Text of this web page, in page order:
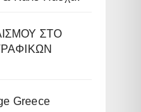
ΣΤΟ
Greece